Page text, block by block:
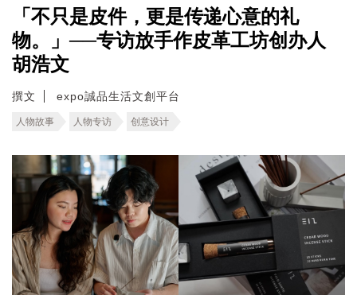
「不只是皮件，更是传递心意的礼
物。」──专访放手作皮革工坊创办人
胡浩文
撰文 expo誠品生活文創平台
人物故事 人物专访 创意设计